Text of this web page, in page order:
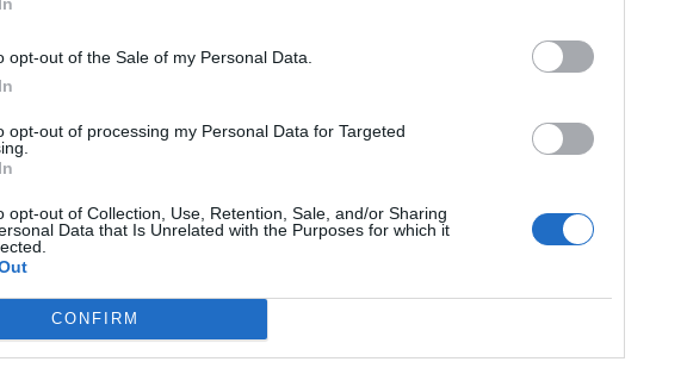
opt-out of the Sale of my Personal Data.
opt-out of processing my Personal Data for Targeted
opt-out of Collection, Use, Retention, Sale, and/or Sharing
Data that Is Unrelated with the Purposes for which it
CONFIRM
προτιμούν την Ελλάδα
ψηφιακών νομάδων και γενικότερα των ξένων
NEWSROOM/ 25 Νοε 2024
Ποιες είναι οι πιο προσιτές
ευρωπαϊκές χώρες για
Παιδικοί σταθμοί
ΕΣΠΑ 2026 - 2027:
προσωρινά
αποτελέσματα για τα
06 Αυγ 2026